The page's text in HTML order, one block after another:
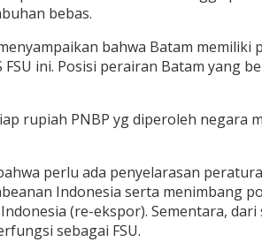
bebas.
bahwa Batam
ini. Posisi perairan Batam yang
rupiah PNBP yg diperoleh
perlu ada penyelarasan
Indonesia serta menimbang
(re-ekspor). Sementara,
sebagai FSU.